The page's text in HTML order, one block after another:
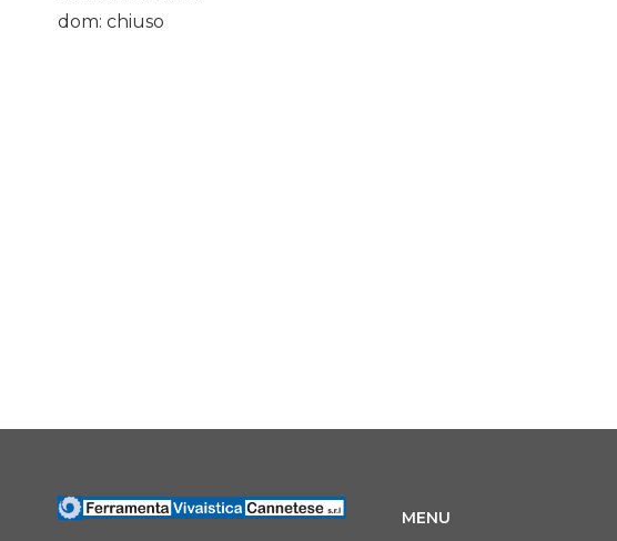
dom: chiuso
MENU